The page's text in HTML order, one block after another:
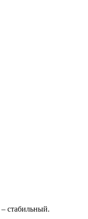
стабильный.